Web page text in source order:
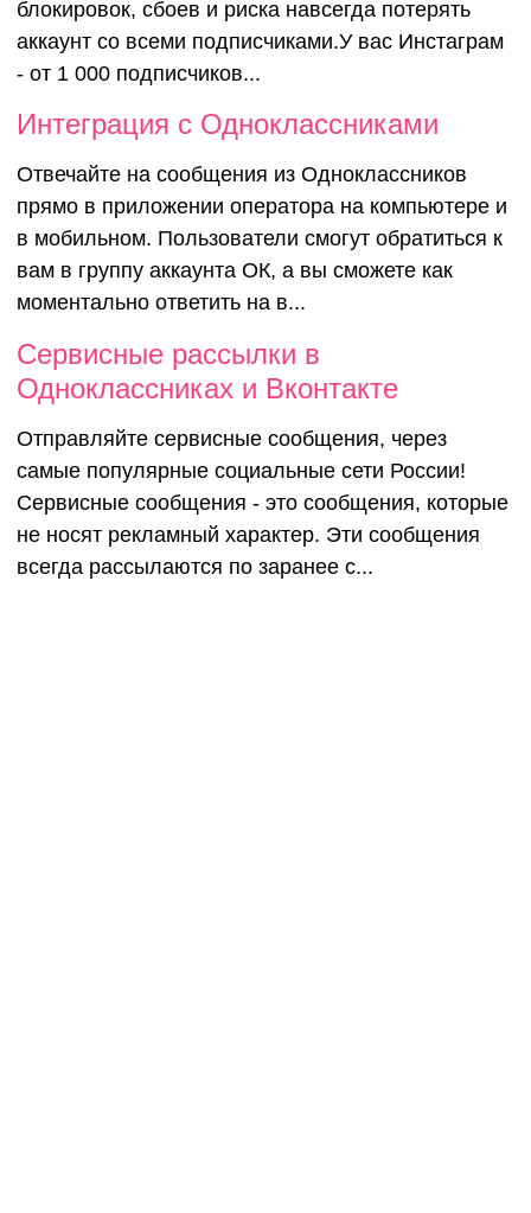
блокировок, сбоев и риска навсегда потерять
аккаунт со всеми подписчиками.У вас Инстаграм
- от 1 000 подписчиков...
Интеграция с Одноклассниками
Отвечайте на сообщения из Одноклассников
прямо в приложении оператора на компьютере и
в мобильном. Пользователи смогут обратиться к
вам в группу аккаунта ОК, а вы сможете как
моментально ответить на в...
Сервисные рассылки в
Одноклассниках и Вконтакте
Отправляйте сервисные сообщения, через
самые популярные социальные сети России!
Сервисные сообщения - это сообщения, которые
не носят рекламный характер. Эти сообщения
всегда рассылаются по заранее с...